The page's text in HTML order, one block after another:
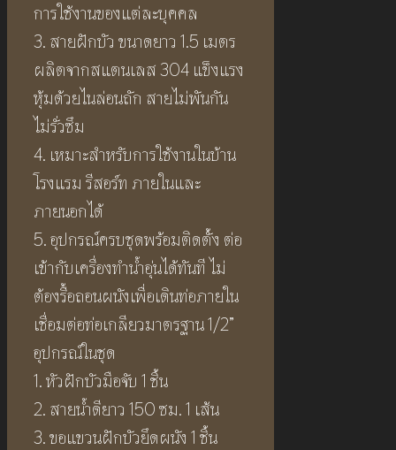
การใช้งานของแต่ละบุคคล
3. สายฝักบัว ขนาดยาว 1.5 เมตร
ผลิตจากสแตนเลส 304 แข็งแรง
หุ้มด้วยไนล่อนถัก สายไม่พันกัน
ไม่รั่วซึม
4. เหมาะสำหรับการใช้งานในบ้าน
โรงแรม รีสอร์ท ภายในและ
ภายนอกได้
5. อุปกรณ์ครบชุดพร้อมติดตั้ง ต่อ
เข้ากับเครื่องทำน้ำอุ่นได้ทันที ไม่
ต้องรื้อถอนผนังเพื่อเดินท่อภายใน
เชื่อมต่อท่อเกลียวมาตรฐาน 1/2”
อุปกรณ์ในชุด
1. หัวฝักบัวมือจับ 1 ชิ้น
2. สายน้ำดียาว 150 ซม. 1 เส้น
3. ขอแขวนฝักบัวยึดผนัง 1 ชิ้น